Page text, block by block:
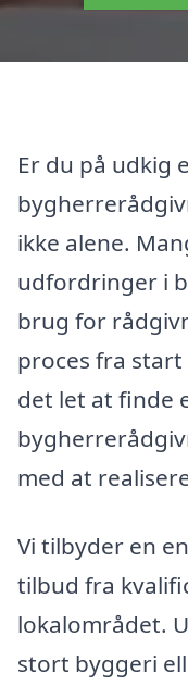
Er du på udkig
ikke alene.
udfordringer i
brug for
proces fra
det let at finde
med at
Vi tilbyder en
tilbud fra
lokalområdet.
stort byggeri